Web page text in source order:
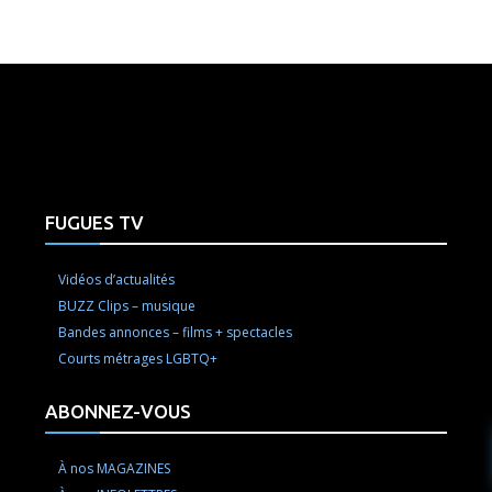
FUGUES TV
Vidéos d’actualités
BUZZ Clips – musique
Bandes annonces – films + spectacles
Courts métrages LGBTQ+
ABONNEZ-VOUS
À nos MAGAZINES